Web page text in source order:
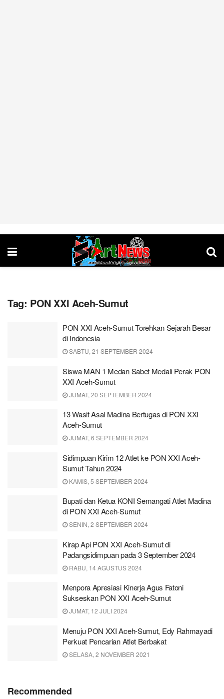
Tag: PON XXI Aceh-Sumut
PON XXI Aceh-Sumut Torehkan Sejarah Besar
di Indonesia
SABTU, 21 SEPTEMBER 2024
Siswa MAN 1 Medan Sabet Medali Perak PON
XXI Aceh-Sumut
JUMAT, 20 SEPTEMBER 2024
13 Wasit Asal Madina Bertugas di PON XXI
Aceh-Sumut
JUMAT, 6 SEPTEMBER 2024
Sidimpuan Kirim 12 Atlet ke PON XXI Aceh-
Sumut Tahun 2024
KAMIS, 5 SEPTEMBER 2024
Bupati dan Ketua KONI Semangati Atlet Madina
di PON XXI Aceh-Sumut
SENIN, 2 SEPTEMBER 2024
Kirap Api PON XXI Aceh-Sumut di
Padangsidimpuan pada 3 September 2024
RABU, 14 AGUSTUS 2024
Menpora Apresiasi Kinerja Agus Fatoni
Sukseskan PON XXI Aceh-Sumut
JUMAT, 12 JULI 2024
Menuju PON XXI Aceh-Sumut, Edy Rahmayadi
Perkuat Pencarian Atlet Berbakat
SELASA, 2 NOVEMBER 2021
Recommended